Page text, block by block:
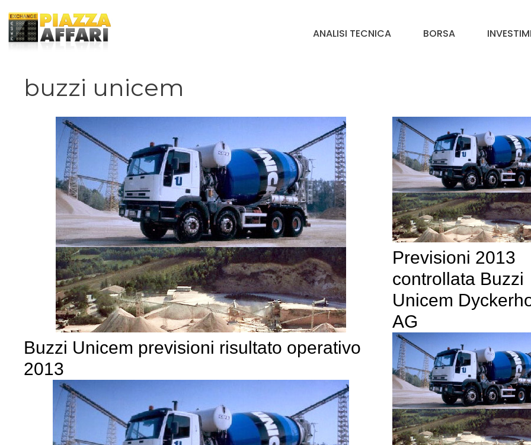
contenuto
ANALISI TECNICA BORSA
buzzi unicem
Buzzi Unicem previsioni risultato operativo
2013
Previsioni 2013
controllata Buzzi
Unicem
AG